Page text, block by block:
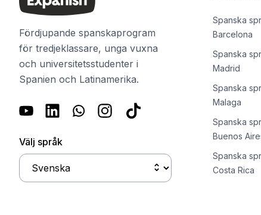
Provförberedelse DELE
Provförberedelse SIELE
Sommarläger
Destinationer
Barcelona
Młodzi dorośli
Młodzi dorośli
Obóz letni
Fördjupande spanskaprogram
för tredjeklassare, unga vuxna
och universitetsstudenter i
Spanien och Latinamerika.
Välj språk
Spanska
Barcelona
Spanska
Madrid
Spanska
Malaga
Spanska
Buenos
Spanska
Costa Rica